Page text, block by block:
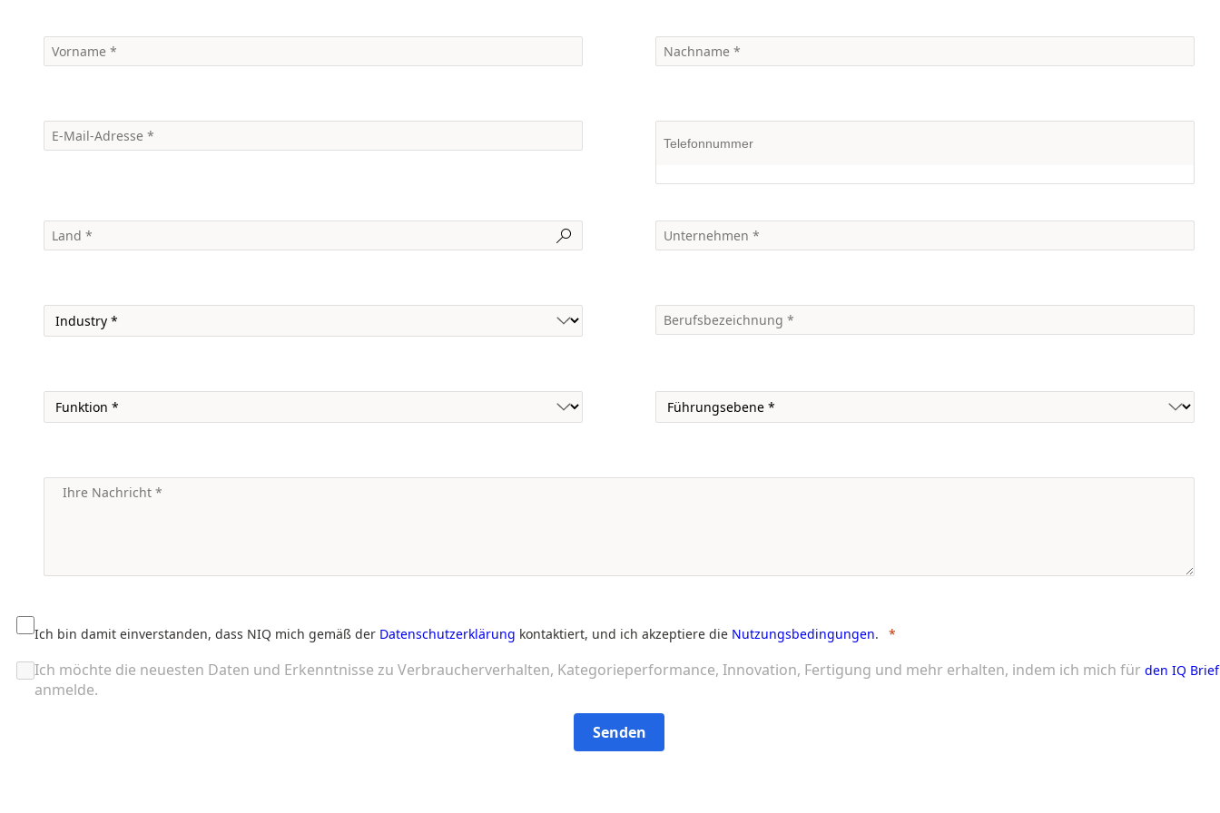
Ich bin damit einverstanden, dass NIQ mich gemäß der Datenschutzerklärung kontaktiert, und ich akzeptiere die Nutzungsbedingungen.
Ich möchte die neuesten Daten und Erkenntnisse zu Verbraucherverhalten, Kategorieperformance, Innovation, Fertigung und mehr erhalten, indem ich mich für den IQ Brief
anmelde.
Senden